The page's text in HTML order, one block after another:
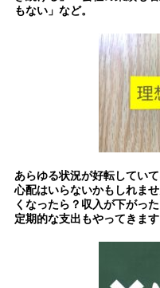
もない」など。
あらゆる状況が好転してい
心配はいらないかもしれま
くなったら？収入が下がっ
定期的な支出もやってきます